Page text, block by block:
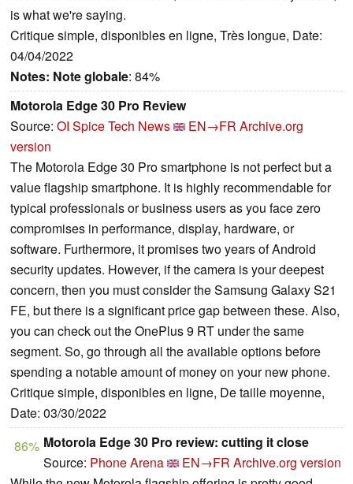
is what we're saying.
Critique simple, disponibles en ligne, Très longue, Date:
04/04/2022
Notes: Note globale: 84%
Motorola Edge 30 Pro Review
Source: OI Spice Tech News EN→FR Archive.org
version
The Motorola Edge 30 Pro smartphone is not perfect but a
value flagship smartphone. It is highly recommendable for
typical professionals or business users as you face zero
compromises in performance, display, hardware, or
software. Furthermore, it promises two years of Android
security updates. However, if the camera is your deepest
concern, then you must consider the Samsung Galaxy S21
FE, but there is a significant price gap between these. Also,
you can check out the OnePlus 9 RT under the same
segment. So, go through all the available options before
spending a notable amount of money on your new phone.
Critique simple, disponibles en ligne, De taille moyenne,
Date: 03/30/2022
86% Motorola Edge 30 Pro review: cutting it close
Source: Phone Arena EN→FR Archive.org version